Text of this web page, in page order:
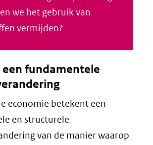
we het gebruik van
vermijden?
fundamentele
economie betekent een
en structurele
van de manier waarop